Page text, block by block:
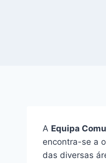
A Equipa
encontra-se a
das diversas